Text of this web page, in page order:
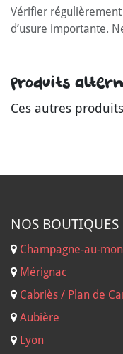
Vérifier
d’usure importante.
Produits
Ces autres
NOS BOUTIQUES
Champagne-au-
Mérignac
Cabriès / Plan de
Aubière
Lyon